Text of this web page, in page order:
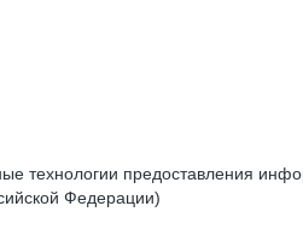
технологии предоставления
Федерации)